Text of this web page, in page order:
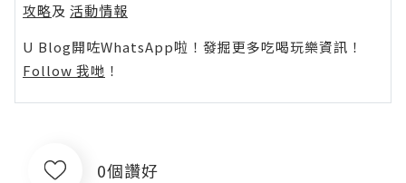
攻略及 活動情報
U Blog開咗WhatsApp啦！發掘更多吃喝玩樂資訊！
Follow 我哋 ！
0個讚好